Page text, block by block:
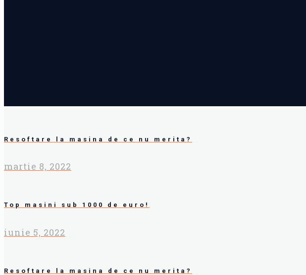
Resoftare la masina de ce nu merita?
martie 8, 2022
Top masini sub 1000 de euro!
iunie 5, 2022
Resoftare la masina de ce nu merita?